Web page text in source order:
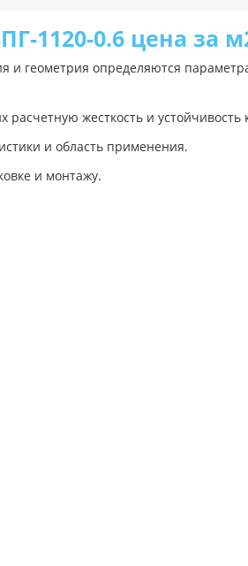
1120-0.6 цена за
и геометрия определяются
жесткость и устойчивость
и область применения.
и монтажу.